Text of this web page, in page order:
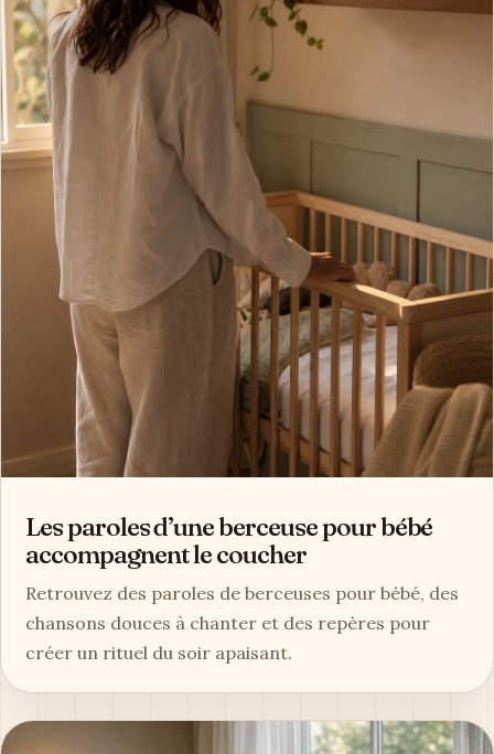
Les paroles d’une berceuse pour bébé
accompagnent le coucher
Retrouvez des paroles de berceuses pour bébé, des
chansons douces à chanter et des repères pour
créer un rituel du soir apaisant.